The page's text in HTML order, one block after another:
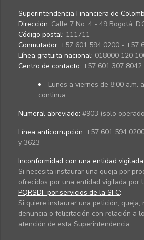
Superintendencia Financiera de
Dirección: Calle 7 No. 4 - 49 Bogotá,
Código postal: 111711
Conmutador: +57 601 594 0200 - +57
Línea gratuita nacional: 018000 120
Centro de contacto: +57 601 307 8042
Lunes a viernes de 8:00 a.m.
continua.
Numeral abreviado: #903 (solo
Línea anticorrupción: +57 601 594
y 3623
Inconformidad con una entidad vigilada:
Si necesita instaurar una queja por
ofrecidos por una entidad vigilada por
PQRSDF por servicios de la SFC:
Si quiere instaurar una petición, queja,
denuncia o felicitación con relación a
atención de esta Superintendencia.